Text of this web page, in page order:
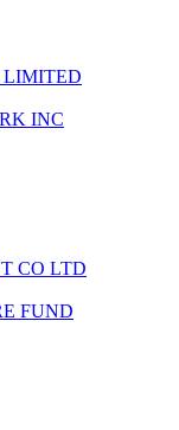
LIMITED
INC
CO LTD
FUND